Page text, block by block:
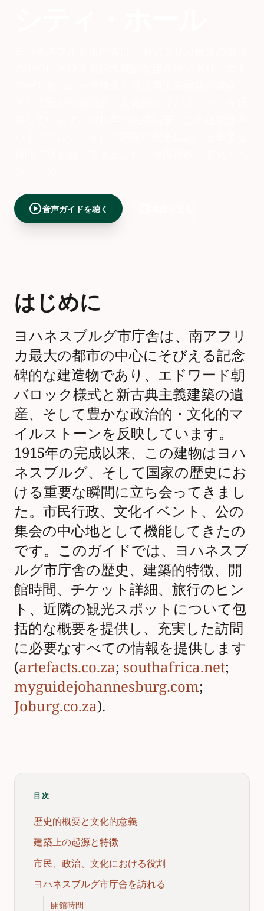
play_circle音声ガイドを聴く
はじめに
ヨハネスブルグ市庁舎は、南アフリ
カ最大の都市の中心にそびえる記念
碑的な建造物であり、エドワード朝
バロック様式と新古典主義建築の遺
産、そして豊かな政治的・文化的マ
イルストーンを反映しています。
1915年の完成以来、この建物はヨハ
ネスブルグ、そして国家の歴史にお
ける重要な瞬間に立ち会ってきまし
た。市民行政、文化イベント、公の
集会の中心地として機能してきたの
です。このガイドでは、ヨハネスブ
ルグ市庁舎の歴史、建築的特徴、開
館時間、チケット詳細、旅行のヒン
ト、近隣の観光スポットについて包
括的な概要を提供し、充実した訪問
に必要なすべての情報を提供します
(artefacts.co.za; southafrica.net;
myguidejohannesburg.com;
Joburg.co.za).
目次
歴史的概要と文化的意義
建築上の起源と特徴
市民、政治、文化における役割
ヨハネスブルグ市庁舎を訪れる
開館時間